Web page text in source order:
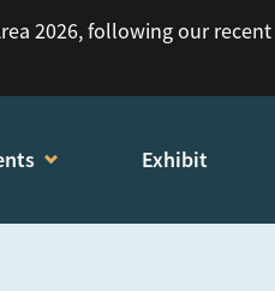
2026, following our recent
Exhibit